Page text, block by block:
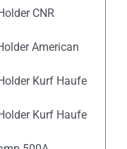
CNR
American
Kurf Haufe
Kurf Haufe